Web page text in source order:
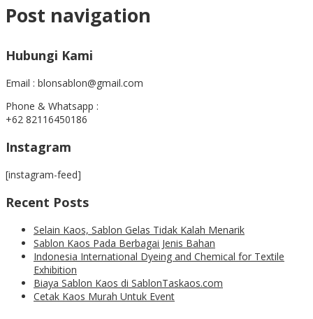
Post navigation
Hubungi Kami
Email : blonsablon@gmail.com
Phone & Whatsapp :
+62 82116450186
Instagram
[instagram-feed]
Recent Posts
Selain Kaos, Sablon Gelas Tidak Kalah Menarik
Sablon Kaos Pada Berbagai Jenis Bahan
Indonesia International Dyeing and Chemical for Textile
Exhibition
Biaya Sablon Kaos di SablonTaskaos.com
Cetak Kaos Murah Untuk Event